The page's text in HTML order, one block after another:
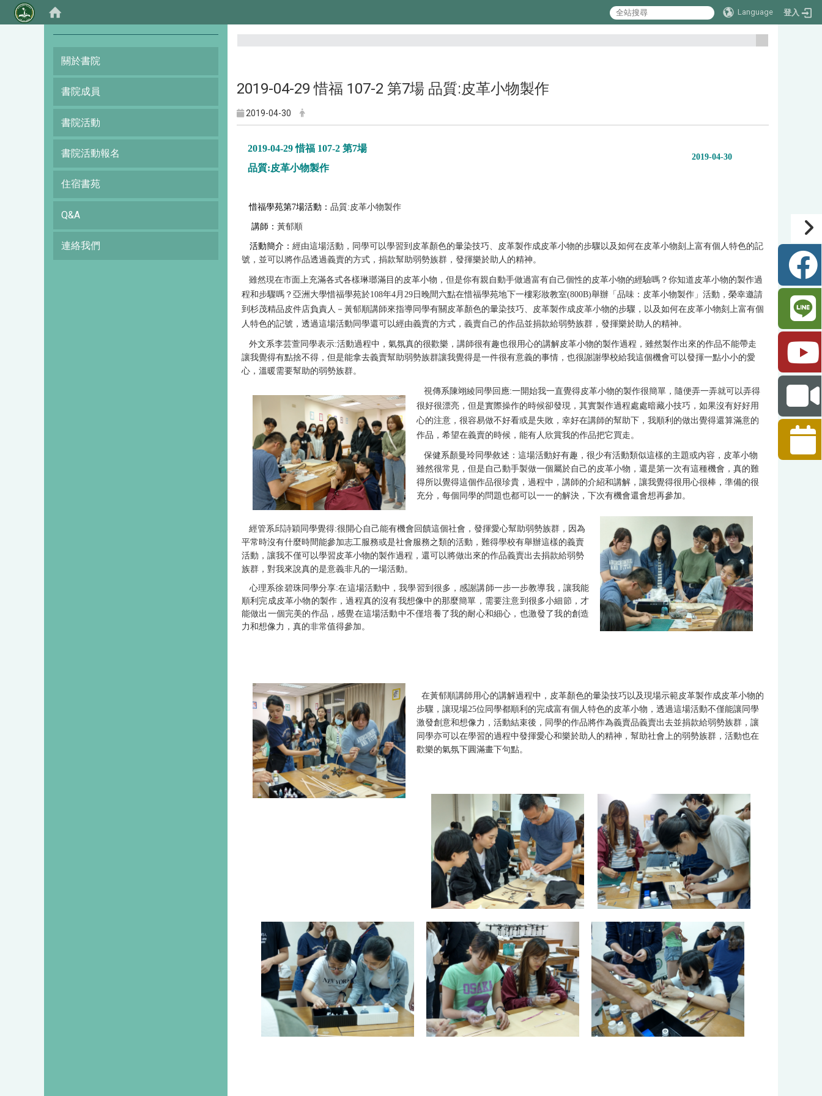
Language 登入
:::
關於書院
書院成員
書院活動
書院活動報名
住宿書苑
Q&A
連絡我們
2019-04-29 惜福 107-2 第7場 品質:皮革小物製作
2019-04-30
2019-04-29 惜福 107-2 第7場
品質:皮革小物製作
2019-04-30
惜福學苑第7場活動： 品質: 皮革小物製作
講師： 黃郁順
活動簡介： 經由這場活動，同學可以學習到皮革顏色的暈染技巧、皮革製作成皮革小物的步驟以及如何在皮革小物刻上富有個人特色的記
號，並可以將作品透過義賣的方式，捐款幫助弱勢族群，發揮樂於助人的精神。
雖然現在市面上充滿各式各樣琳瑯滿目的皮革小物，但是你有親自動手做過富有自己個性的皮革小物的經驗嗎？你知道皮革小物的製作過
程和步驟嗎？亞洲大學惜福學苑於108年4 月 29 日晚間六點在惜福學苑地下一樓彩妝教室(800B)舉辦「品味：皮革小物製作」活動，榮幸邀請
到杉茂精品皮件店負責人－黃郁順講師來指導同學有關皮革顏色的暈染技巧、皮革製作成皮革小物的步驟，以及如何在皮革小物刻上富有個
人特色的記號，透過這場活動同學還可以經由義賣的方式，義賣自己的作品並捐款給弱勢族群，發揮樂於助人的精神。
外文系李芸萱同學表示:活動過程中，氣氛真的很歡樂，講師很有趣也很用心的講解皮革小物的製作過程，雖然製作出來的作品不能帶走
讓我覺得有點捨不得，但是能拿去義賣幫助弱勢族群讓我覺得是一件很有意義的事情，也很謝謝學校給我這個機會可以發揮一點小小的愛
心，溫暖需要幫助的弱勢族群。
視傳系陳翊綾同學回應:一開始我一直覺得皮革小物的製作很簡單，隨便弄一弄就可以弄得
很好很漂亮，但是實際操作的時候卻發現，其實製作過程處處暗藏小技巧，如果沒有好好用
心的注意，很容易做不好看或是失敗，幸好在講師的幫助下，我順利的做出覺得還算滿意的
作品，希望在義賣的時候，能有人欣賞我的作品把它買走。
保健系顏曼玲同學敘述：這場活動好有趣，很少有活動類似這樣的主題或內容，皮革小物
雖然很常見，但是自己動手製做一個屬於自己的皮革小物，還是第一次有這種機會，真的難
得所以覺得這個作品很珍貴，過程中，講師的介紹和講解，讓我覺得很用心很棒，準備的很
充分，每個同學的問題也都可以一一的解決，下次有機會還會想再參加。
經管系邱詩穎同學覺得:很開心自己能有機會回饋這個社會，發揮愛心幫助弱勢族群，因為
平常時沒有什麼時間能參加志工服務或是社會服務之類的活動，難得學校有舉辦這樣的義賣
活動，讓我不僅可以學習皮革小物的製作過程，還可以將做出來的作品義賣出去捐款給弱勢
族群，對我來說真的是意義非凡的一場活動。
心理系徐碧珠同學分享:在這場活動中，我學習到很多，感謝講師一步一步教導我，讓我能
順利完成皮革小物的製作，過程真的沒有我想像中的那麼簡單，需要注意到很多小細節，才
能做出一個完美的作品，感覺在這場活動中不僅培養了我的耐心和細心，也激發了我的創造
力和想像力，真的非常值得參加。
在黃郁順講師用心的講解過程中，皮革顏色的暈染技巧以及現場示範皮革製作成皮革小物的
步驟，讓現場25位同學都順利的完成富有個人特色的皮革小物，透過這場活動不僅能讓同學
激發創意和想像力，活動結束後，同學的作品將作為義賣品義賣出去並捐款給弱勢族群，讓
同學亦可以在學習的過程中發揮愛心和樂於助人的精神，幫助社會上的弱勢族群，活動也在
歡樂的氣氛下圓滿畫下句點。